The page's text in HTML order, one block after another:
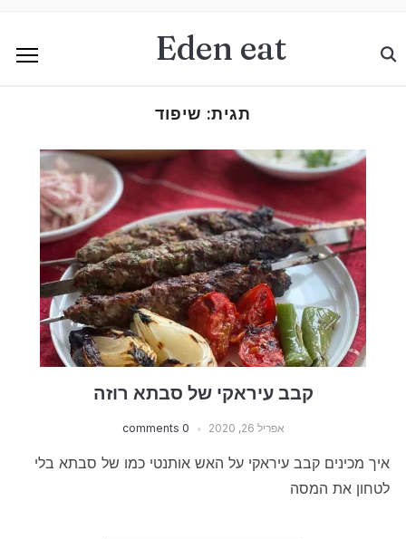
Eden eat
תגית: שיפוד
קבב עיראקי של סבתא רוזה
אפריל 26, 2020 0 comments
איך מכינים קבב עיראקי על האש אותנטי כמו של סבתא בלי
לטחון את המסה